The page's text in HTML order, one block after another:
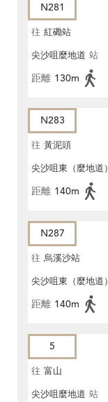
N281
往 紅磡站
尖沙咀麼地道 站
距離 130m
N283
往 黃泥頭
尖沙咀東（麼地道）
距離 140m
N287
往 烏溪沙站
尖沙咀東（麼地道）
距離 140m
5
往 富山
尖沙咀麼地道 站